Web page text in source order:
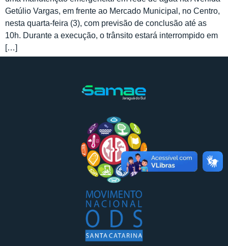
Getúlio Vargas, em frente ao Mercado Municipal, no Centro,
nesta quarta-feira (3), com previsão de conclusão até as
10h. Durante a execução, o trânsito estará interrompido em
[…]